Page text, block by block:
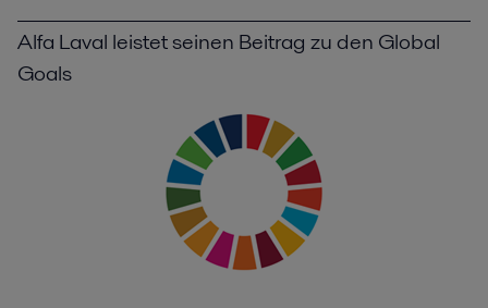
Alfa Laval leistet seinen Beitrag zu den Global
Goals